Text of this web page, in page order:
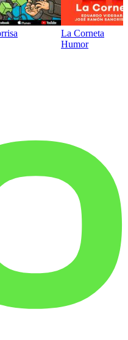
La Corneta
Humor